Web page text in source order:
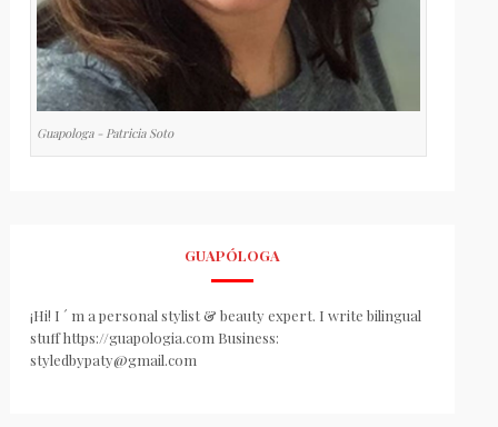
Guapologa - Patricia Soto
GUAPÓLOGA
¡Hi! I ´ m a personal stylist & beauty expert. I write bilingual
stuff https://guapologia.com Business:
styledbypaty@gmail.com